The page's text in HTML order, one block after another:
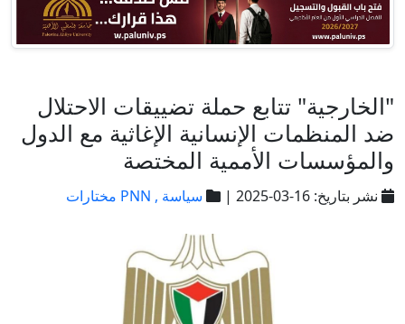
"الخارجية" تتابع حملة تضييقات الاحتلال
ضد المنظمات الإنسانية الإغاثية مع الدول
والمؤسسات الأممية المختصة
نشر بتاريخ: 16-03-2025 | سياسة , PNN مختارات